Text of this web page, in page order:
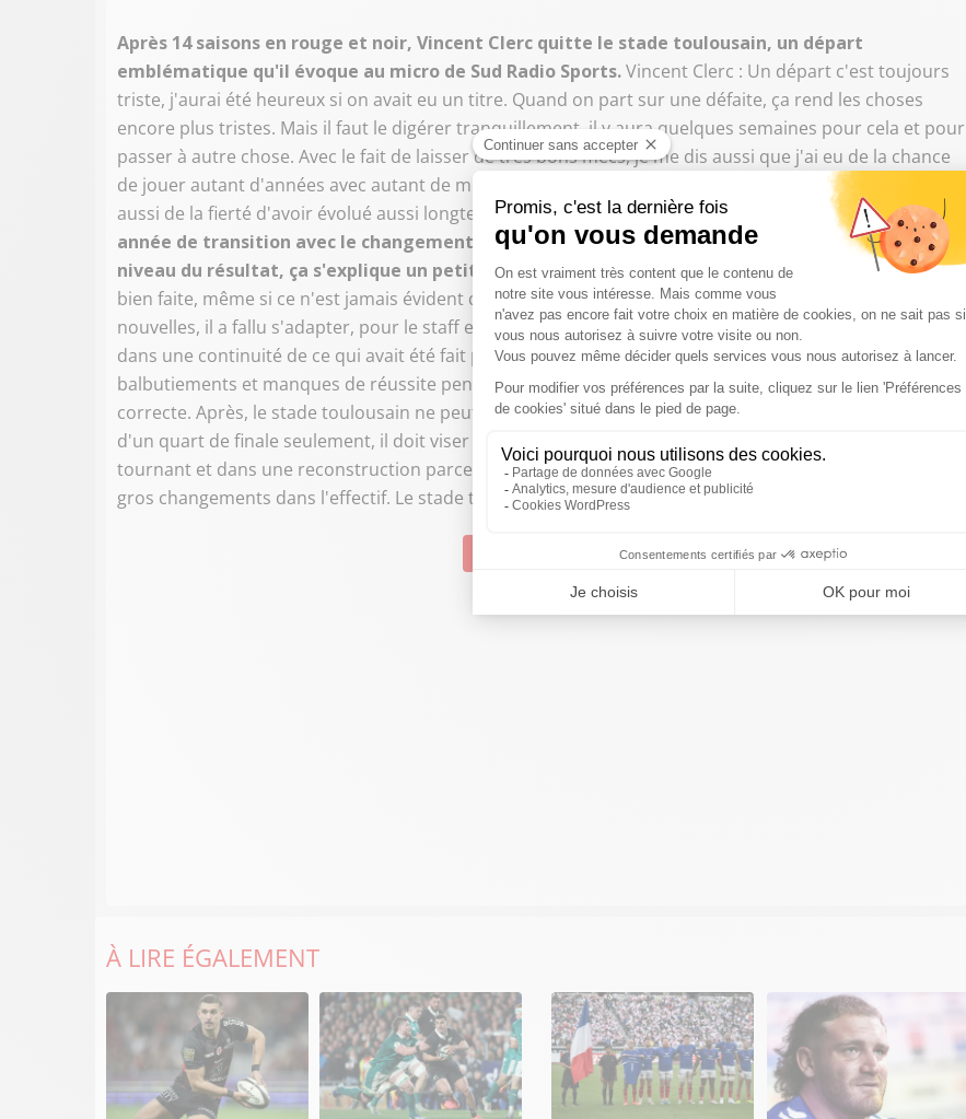
Après 14 saisons en rouge et noir, Vincent Clerc quitte le stade toulousain, un départ
emblématique qu'il évoque au micro de Sud Radio Sports.Vincent Clerc : Un départ c'est toujours
triste, j'aurai été heureux si on avait eu un titre. Quand on part sur une défaite, ça rend les choses
encore plus tristes. Mais il faut le digérer tranquillement, il y aura quelques semaines pour cela et pour
passer à autre chose. Avec le fait de laisser de très bons mecs, je me dis aussi que j'ai eu de la chance
de jouer autant d'années avec autant de mecs talentueux. Il y a de la tristesse et de la déception, mais
aussi de la fierté d'avoir évolué aussi longtemps au stade toulousain.Sud Radio Sports : C'est une
année de transition avec le changement de staff, il y avait besoin de partir sur autre chose, au
niveau du résultat, ça s'explique un petit peu ?Je ne sais pas, je crois que la transition a plutôt été
bien faite, même si ce n'est jamais évident de changer après quelques années. Il y a eu des choses
nouvelles, il a fallu s'adapter, pour le staff et pour les joueurs, mais ça c'est fait assez facilement et
dans une continuité de ce qui avait été fait précédemment. Les résultats ont été là, mis à part quelques
balbutiements et manques de réussite pendant le tournoi. Globalement, c'est une saison qui est plutôt
correcte. Après, le stade toulousain ne peut pas se satisfaire d'une élimination en Coupe d'Europe et
d'un quart de finale seulement, il doit viser plus haut. Mais, effectivement, c'est un club qui est à un
tournant et dans une reconstruction parce que beaucoup de joueurs vont partir et qu’il va y avoir de
gros changements dans l'effectif. Le stade toulousain l'a déjà vécu, à eux de bien le gérer.
À LIRE ÉGALEMENT